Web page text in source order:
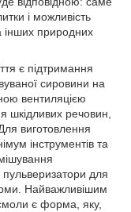
і можливість
інших природних
є підтримання
сировини на
вентиляцією
шкідливих речовин,
виготовлення
інструментів та
пульверизатори для
Найважливішим
є форма, яку,